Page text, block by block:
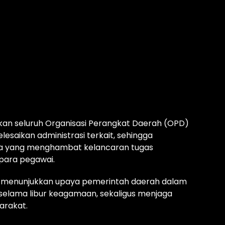
seluruh Organisasi Perangkat Daerah (OPD)
administrasi terkait, sehingga
yang menghambat kelancaran tugas
pegawai.
upaya pemerintah daerah dalam
libur keagamaan, sekaligus menjaga